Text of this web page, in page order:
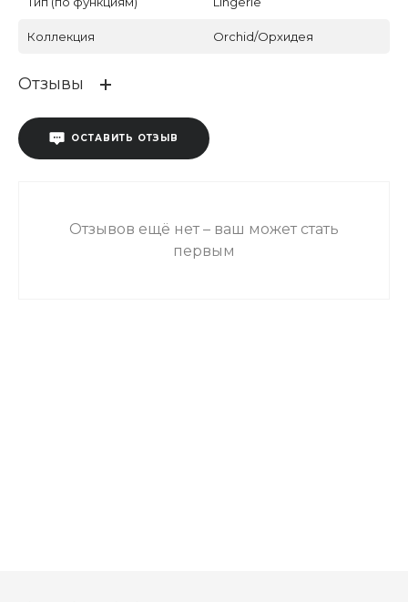
Коллекция Orchid/Орхидея
Отзывы
ОСТАВИТЬ ОТЗЫВ
Отзывов ещё нет – ваш может стать
первым